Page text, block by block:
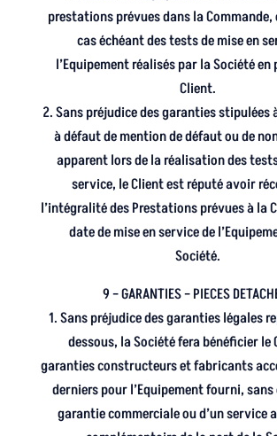
prestations prévues dans la
cas échéant des tests de mise en
l’Equipement réalisés par la Société en
Client.
2. Sans préjudice des garanties stipulées
à défaut de mention de défaut ou de
apparent lors de la réalisation des
service, le Client est réputé avoir
l’intégralité des Prestations prévues à la
date de mise en service de
Société.
9 – GARANTIES – PIECES
1. Sans préjudice des garanties légales
dessous, la Société fera bénéficier le
garanties constructeurs et fabricants
derniers pour l’Equipement fourni, sans
garantie commerciale ou d’un service